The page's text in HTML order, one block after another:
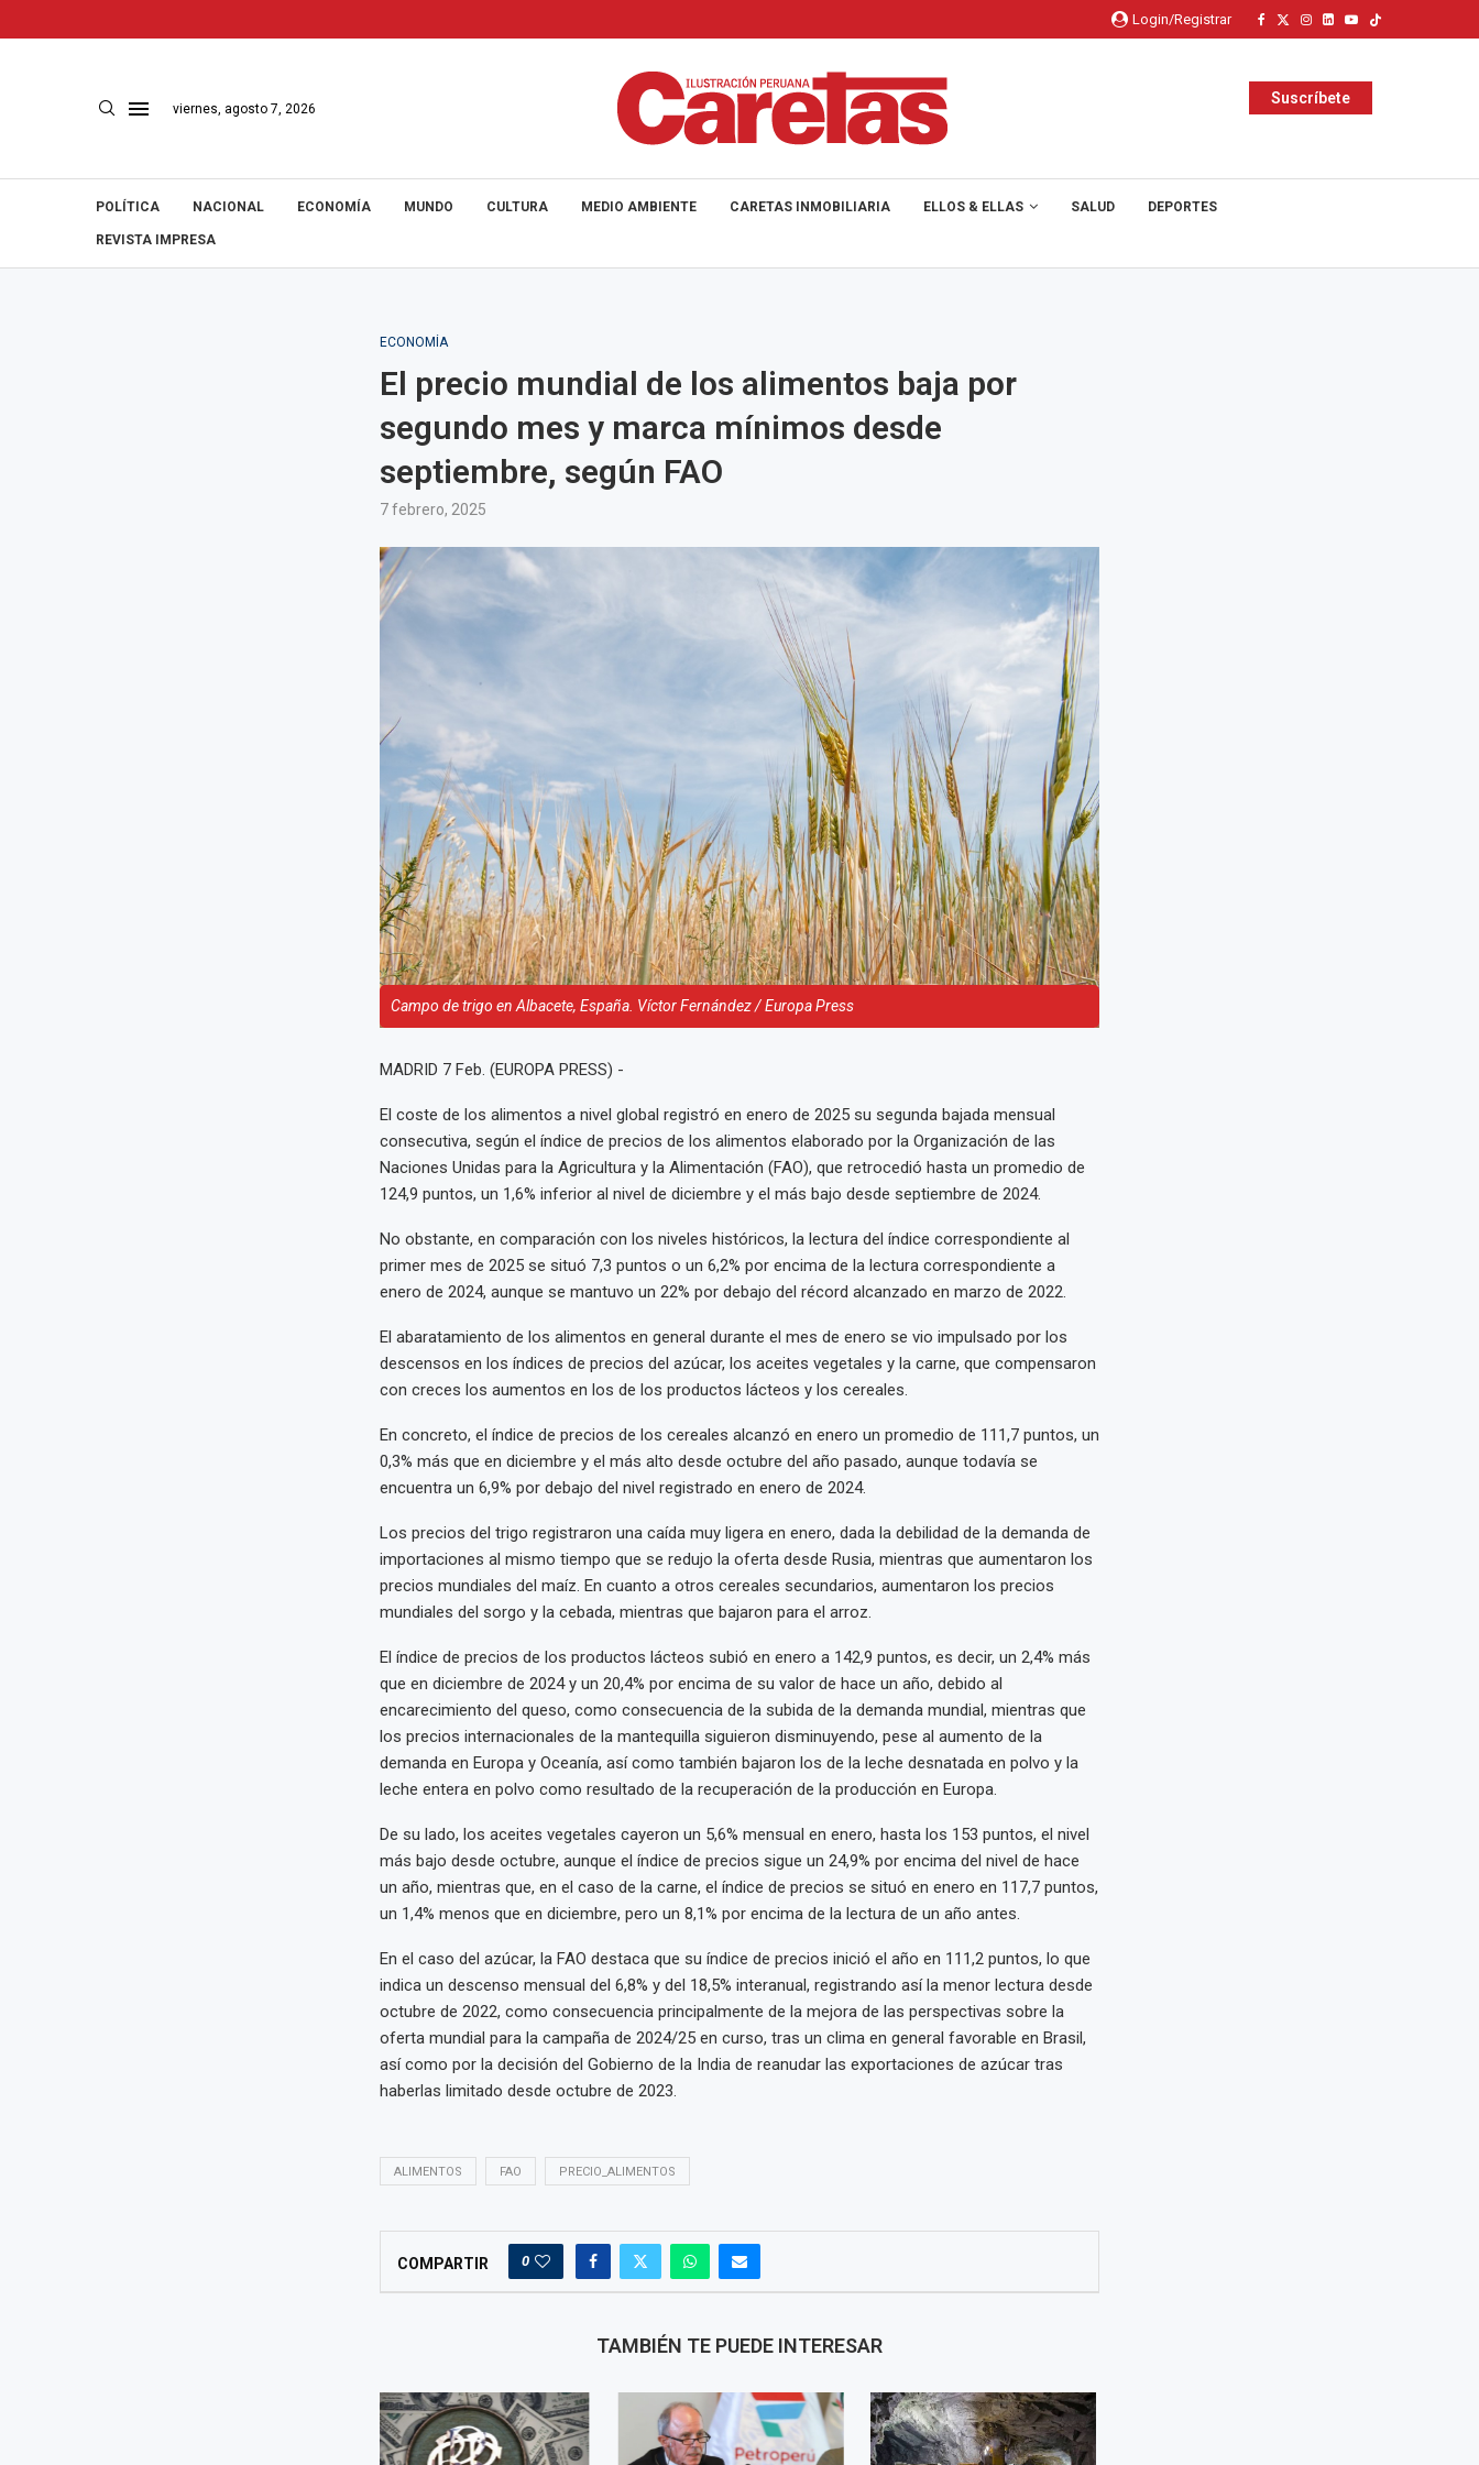
Login/Registrar
viernes, agosto 7, 2026
Suscríbete
POLÍTICA NACIONAL ECONOMÍA MUNDO CULTURA MEDIO AMBIENTE CARETAS INMOBILIARIA ELLOS & ELLAS SALUD DEPORTES
REVISTA IMPRESA
ECONOMÍA
El precio mundial de los alimentos baja por
segundo mes y marca mínimos desde
septiembre, según FAO
7 febrero, 2025
Campo de trigo en Albacete, España. Víctor Fernández / Europa Press
MADRID 7 Feb. (EUROPA PRESS) -
El coste de los alimentos a nivel global registró en enero de 2025 su segunda bajada mensual
consecutiva, según el índice de precios de los alimentos elaborado por la Organización de las
Naciones Unidas para la Agricultura y la Alimentación (FAO), que retrocedió hasta un promedio de
124,9 puntos, un 1,6% inferior al nivel de diciembre y el más bajo desde septiembre de 2024.
No obstante, en comparación con los niveles históricos, la lectura del índice correspondiente al
primer mes de 2025 se situó 7,3 puntos o un 6,2% por encima de la lectura correspondiente a
enero de 2024, aunque se mantuvo un 22% por debajo del récord alcanzado en marzo de 2022.
El abaratamiento de los alimentos en general durante el mes de enero se vio impulsado por los
descensos en los índices de precios del azúcar, los aceites vegetales y la carne, que compensaron
con creces los aumentos en los de los productos lácteos y los cereales.
En concreto, el índice de precios de los cereales alcanzó en enero un promedio de 111,7 puntos, un
0,3% más que en diciembre y el más alto desde octubre del año pasado, aunque todavía se
encuentra un 6,9% por debajo del nivel registrado en enero de 2024.
Los precios del trigo registraron una caída muy ligera en enero, dada la debilidad de la demanda de
importaciones al mismo tiempo que se redujo la oferta desde Rusia, mientras que aumentaron los
precios mundiales del maíz. En cuanto a otros cereales secundarios, aumentaron los precios
mundiales del sorgo y la cebada, mientras que bajaron para el arroz.
El índice de precios de los productos lácteos subió en enero a 142,9 puntos, es decir, un 2,4% más
que en diciembre de 2024 y un 20,4% por encima de su valor de hace un año, debido al
encarecimiento del queso, como consecuencia de la subida de la demanda mundial, mientras que
los precios internacionales de la mantequilla siguieron disminuyendo, pese al aumento de la
demanda en Europa y Oceanía, así como también bajaron los de la leche desnatada en polvo y la
leche entera en polvo como resultado de la recuperación de la producción en Europa.
De su lado, los aceites vegetales cayeron un 5,6% mensual en enero, hasta los 153 puntos, el nivel
más bajo desde octubre, aunque el índice de precios sigue un 24,9% por encima del nivel de hace
un año, mientras que, en el caso de la carne, el índice de precios se situó en enero en 117,7 puntos,
un 1,4% menos que en diciembre, pero un 8,1% por encima de la lectura de un año antes.
En el caso del azúcar, la FAO destaca que su índice de precios inició el año en 111,2 puntos, lo que
indica un descenso mensual del 6,8% y del 18,5% interanual, registrando así la menor lectura desde
octubre de 2022, como consecuencia principalmente de la mejora de las perspectivas sobre la
oferta mundial para la campaña de 2024/25 en curso, tras un clima en general favorable en Brasil,
así como por la decisión del Gobierno de la India de reanudar las exportaciones de azúcar tras
haberlas limitado desde octubre de 2023.
ALIMENTOS FAO PRECIO_ALIMENTOS
COMPARTIR 0
TAMBIÉN TE PUEDE INTERESAR